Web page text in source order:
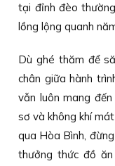
tại đỉnh đèo
lồng lộng quanh
Dù ghé thăm để
chân giữa hành
vẫn luôn mang
sơ và không khí
qua Hòa Bình,
thưởng thức đồ